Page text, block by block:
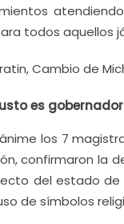
todos aquellos
Cambio de
es gobernador
los 7
confirmaron la
del estado de
de símbolos